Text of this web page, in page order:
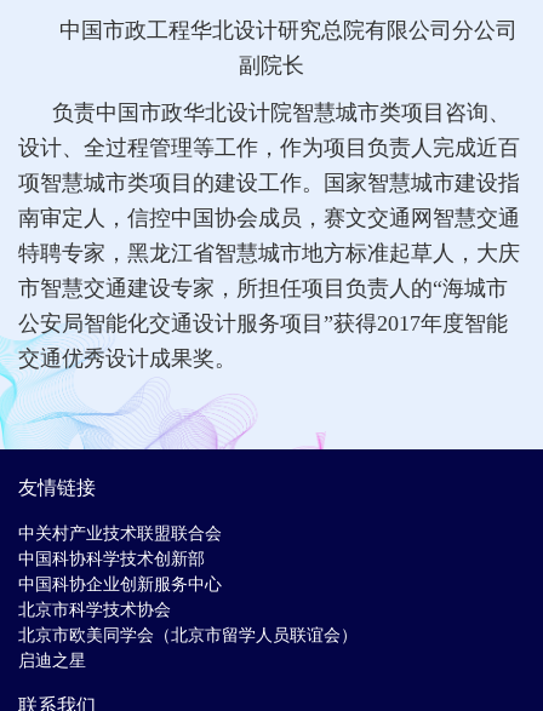
中国市政工程华北设计研究总院有限公司分公司
副院长
负责中国市政华北设计院智慧城市类项目咨询、
设计、全过程管理等工作，作为项目负责人完成近百
项智慧城市类项目的建设工作。国家智慧城市建设指
南审定人，信控中国协会成员，赛文交通网智慧交通
特聘专家，黑龙江省智慧城市地方标准起草人，大庆
市智慧交通建设专家，所担任项目负责人的“海城市
公安局智能化交通设计服务项目”获得2017年度智能
交通优秀设计成果奖。
友情链接
中关村产业技术联盟联合会
中国科协科学技术创新部
中国科协企业创新服务中心
北京市科学技术协会
北京市欧美同学会（北京市留学人员联谊会）
启迪之星
联系我们